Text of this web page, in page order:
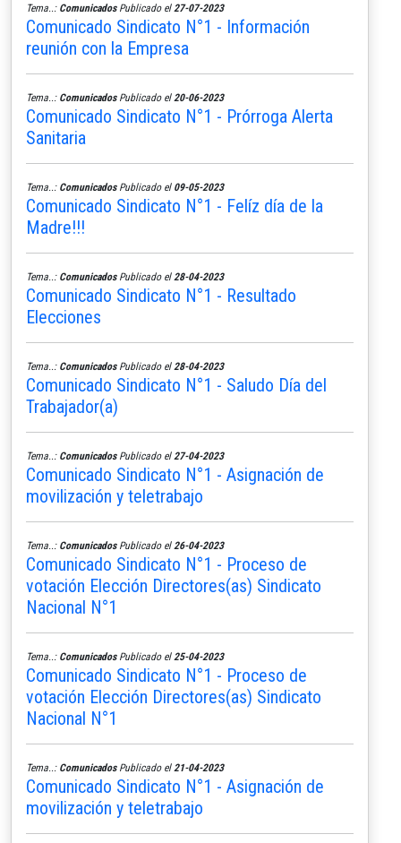
Tema..: ComunicadosPublicado el 27-07-2023
Comunicado Sindicato N°1 - Información
reunión con la Empresa
Tema..: ComunicadosPublicado el 20-06-2023
Comunicado Sindicato N°1 - Prórroga Alerta
Sanitaria
Tema..: ComunicadosPublicado el 09-05-2023
Comunicado Sindicato N°1 - Felíz día de la
Madre!!!
Tema..: ComunicadosPublicado el 28-04-2023
Comunicado Sindicato N°1 - Resultado
Elecciones
Tema..: ComunicadosPublicado el 28-04-2023
Comunicado Sindicato N°1 - Saludo Día del
Trabajador(a)
Tema..: ComunicadosPublicado el 27-04-2023
Comunicado Sindicato N°1 - Asignación de
movilización y teletrabajo
Tema..: ComunicadosPublicado el 26-04-2023
Comunicado Sindicato N°1 - Proceso de
votación Elección Directores(as) Sindicato
Nacional N°1
Tema..: ComunicadosPublicado el 25-04-2023
Comunicado Sindicato N°1 - Proceso de
votación Elección Directores(as) Sindicato
Nacional N°1
Tema..: ComunicadosPublicado el 21-04-2023
Comunicado Sindicato N°1 - Asignación de
movilización y teletrabajo